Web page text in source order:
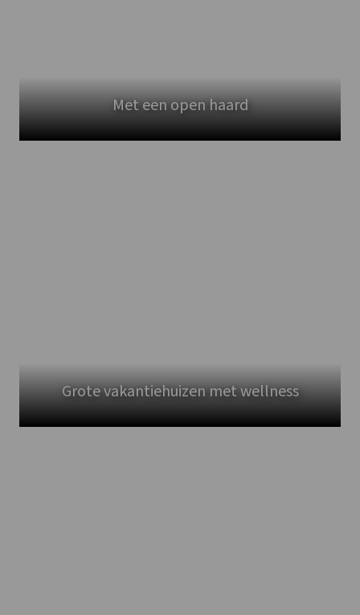
Met een open haard
Grote vakantiehuizen met wellness